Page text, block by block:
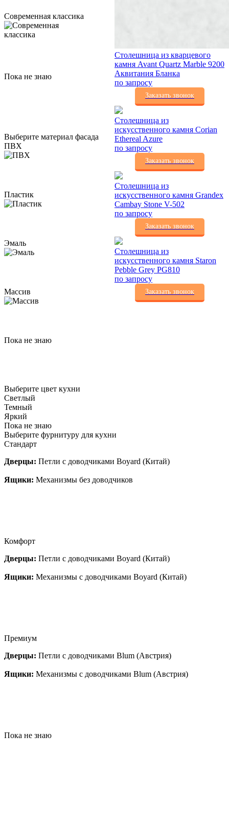
Столешница из кварцевого
камня Avant Quartz Marble 9200
Аквитания Бланка
по запросу
Заказать звонок
Столешница из
искусственного камня Corian
Ethereal Azure
по запросу
Заказать звонок
Столешница из
искусственного камня Grandex
Cambay Stone V-502
по запросу
Заказать звонок
Столешница из
искусственного камня Staron
Pebble Grey PG810
по запросу
Заказать звонок
Современная классика
Пока не знаю
Выберите материал фасада
ПВХ
Пластик
Эмаль
Массив
Пока не знаю
Выберите цвет кухни
Светлый
Темный
Яркий
Пока не знаю
Выберите фурнитуру для кухни
Стандарт
Дверцы: Петли с доводчиками Boyard (Китай)
Ящики: Механизмы без доводчиков
Комфорт
Дверцы: Петли с доводчиками Boyard (Китай)
Ящики: Механизмы с доводчиками Boyard (Китай)
Премиум
Дверцы: Петли с доводчиками Blum (Австрия)
Ящики: Механизмы с доводчиками Blum (Австрия)
Пока не знаю